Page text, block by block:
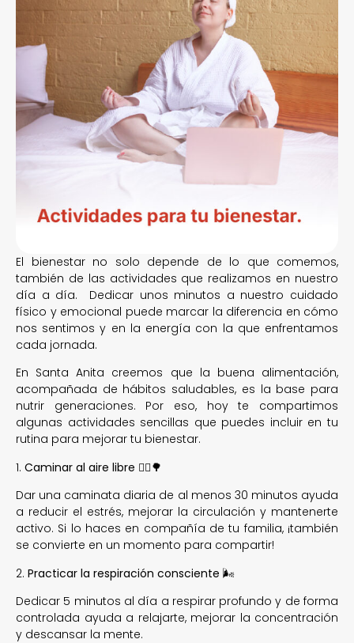
El bienestar no solo depende de lo que comemos,
también de las actividades que realizamos en nuestro
día a día. Dedicar unos minutos a nuestro cuidado
físico y emocional puede marcar la diferencia en cómo
nos sentimos y en la energía con la que enfrentamos
cada jornada.
En Santa Anita creemos que la buena alimentación,
acompañada de hábitos saludables, es la base para
nutrir generaciones. Por eso, hoy te compartimos
algunas actividades sencillas que puedes incluir en tu
rutina para mejorar tu bienestar.
1. Caminar al aire libre 🚶‍♂️🌳
Dar una caminata diaria de al menos 30 minutos ayuda
a reducir el estrés, mejorar la circulación y mantenerte
activo. Si lo haces en compañía de tu familia, ¡también
se convierte en un momento para compartir!
2. Practicar la respiración consciente 🌬️
Dedicar 5 minutos al día a respirar profundo y de forma
controlada ayuda a relajarte, mejorar la concentración
y descansar la mente.